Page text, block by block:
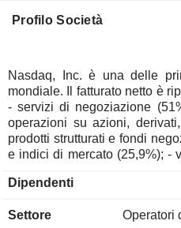
Profilo Società
Nasdaq, Inc. è una delle
mondiale. Il fatturato netto è
- servizi di negoziazione
operazioni su azioni,
prodotti strutturati e fondi negoziati in
e indici di mercato (25,9%); - vendita di software di mercato
custodia,
Dipendenti
Settore
Operatori